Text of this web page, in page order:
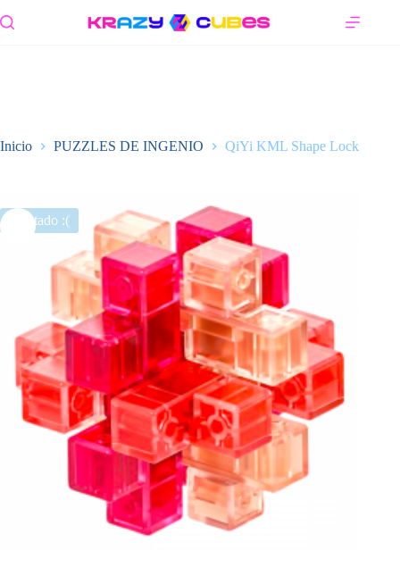
al
Inicio PUZZLES DE INGENIO QiYi KML Shape Lock
Agotado :(